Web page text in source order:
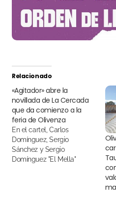
Relacionado
«Agitador» abre la
novillada de La Cercada
que da comienzo a la
feria de Olivenza
En el cartel, Carlos
Domínguez, Sergio
Sánchez y Sergio
Domínguez "El Mella"